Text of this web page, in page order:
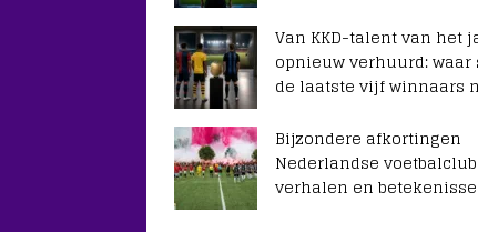
Van KKD-talent van het
opnieuw verhuurd: waar
de laatste vijf winnaars
Bijzondere afkortingen
Nederlandse
verhalen en